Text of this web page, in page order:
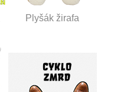
Plyšák žirafa